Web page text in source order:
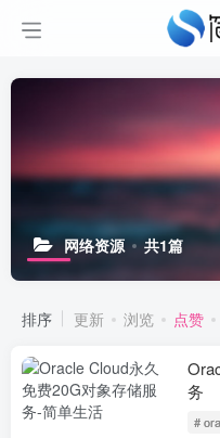
网络资源 共1篇
排序 更新 浏览 点赞
务
#